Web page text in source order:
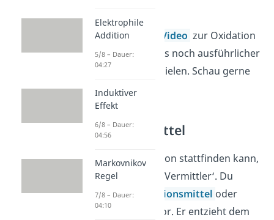
In unserem extra
Video zur Oxidation
erklären wir dir das noch ausführlicher
mit weiteren Beispielen. Schau gerne
vorbei!
Oxidationsmittel
Damit eine Oxidation stattfinden kann,
benötigt es einen ‚Vermittler‘. Du
nennst ihnOxidationsmittel oder
Elektronenakzeptor. Er entzieht dem
Elektrophile
Addition
5/8 – Dauer:
04:27
Induktiver
Effekt
6/8 – Dauer:
04:56
Markovnikov
Regel
7/8 – Dauer:
04:10